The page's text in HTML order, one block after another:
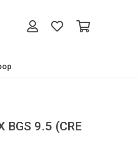
BGS 9.5 (CRE